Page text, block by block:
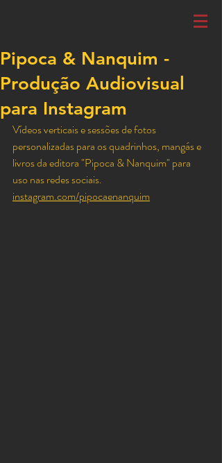
Pipoca & Nanquim -
Produção Audiovisual
para Instagram
Vídeos verticais e sessões de fotos
personalizadas para os quadrinhos, mangás e
livros da editora "Pipoca & Nanquim" para
uso nas redes sociais.
instagram.com/pipocaenanquim